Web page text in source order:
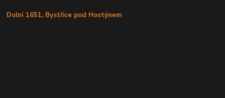
Dolní 1651, Bystřice pod Hostýnem